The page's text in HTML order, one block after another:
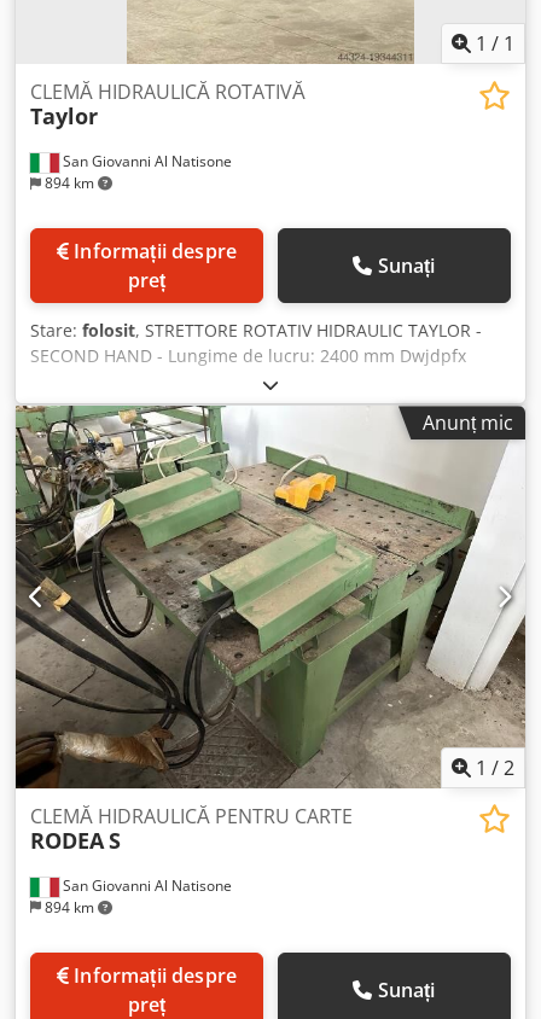
1 / 1
San Giovanni Al Natisone
894 km
CLEMĂ HIDRAULICĂ ROTATIVĂ
Taylor
preț
Sunați
Stare: folosit, STRETTORE ROTATIV HIDRAULIC TAYLOR -
SECOND HAND - Lungime de lucru: 2400 mm Dwjdpfx
Aewrm S Dodhja - Lățime de lucru: 800 mm - 20 secțiuni - 3
prese pentru fiecare secțiune
Anunț mic
1 /2
San Giovanni Al Natisone
894 km
CLEMĂ HIDRAULICĂ PENTRU CARTE
RODEAS
preț
Sunați